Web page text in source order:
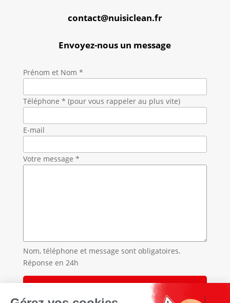
contact@nuisiclean.fr
Envoyez-nous un message
Prénom et Nom *
Téléphone * (pour vous rappeler au plus vite)
E-mail
Votre message *
Nom, téléphone et message sont obligatoires.
Réponse en 24h